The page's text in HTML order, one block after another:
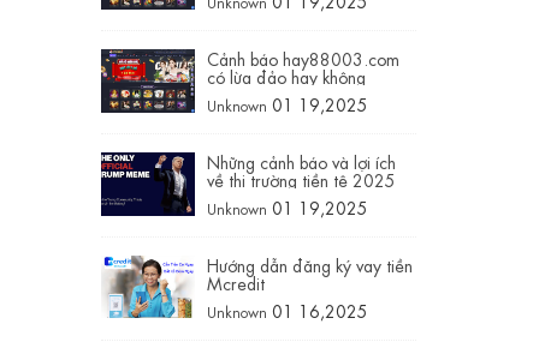
Cảnh báo hay88003.com
có lừa đảo hay không
Unknown 01 19,2025
Những cảnh báo và lợi ích
về thị trường tiền tệ 2025
Unknown 01 19,2025
Hướng dẫn đăng ký vay tiền
Mcredit
Unknown 01 16,2025